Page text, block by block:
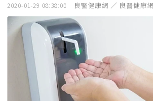
2020-01-29 08:38:00 良醫健康網 ／ 良醫健康網